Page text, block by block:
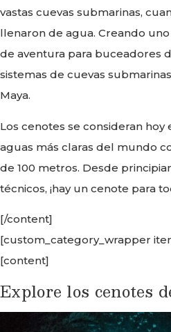
vastas cuevas submarinas,
llenaron de agua. Creando
de aventura para buceadores
sistemas de cuevas
Maya.
Los cenotes se consideran hoy
aguas más claras del mundo
de 100 metros. Desde
técnicos, ¡hay un cenote para
[/content]
[custom_category_wrapper
[content]
Explore los cenotes